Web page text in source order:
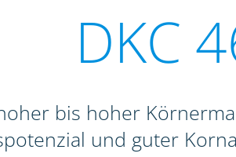
DKC
bis hoher
und guter